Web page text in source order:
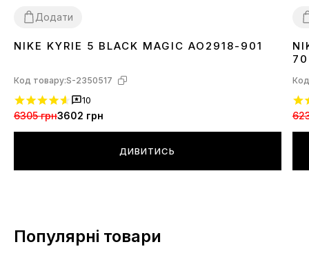
Додати
41
NIKE KYRIE 5 BLACK MAGIC AO2918-901
Код товару:S-2350517
10
6305 грн3602 грн
ДИВИТИСЬ
Популярні товари